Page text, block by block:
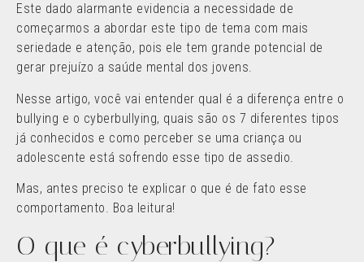
Este dado alarmante evidencia a necessidade de
começarmos a abordar este tipo de tema com mais
seriedade e atenção, pois ele tem grande potencial de
gerar prejuízo a saúde mental dos jovens.
Nesse artigo, você vai entender qual é a diferença entre o
bullying e o cyberbullying, quais são os 7 diferentes tipos
já conhecidos e como perceber se uma criança ou
adolescente está sofrendo esse tipo de assedio.
Mas, antes preciso te explicar o que é de fato esse
comportamento. Boa leitura!
O que é cyberbullying?